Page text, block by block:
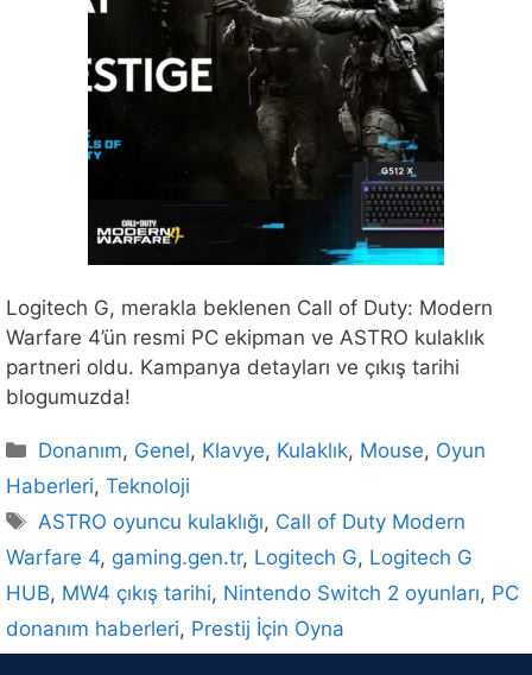
Logitech G, merakla beklenen Call of Duty: Modern
Warfare 4’ün resmi PC ekipman ve ASTRO kulaklık
partneri oldu. Kampanya detayları ve çıkış tarihi
blogumuzda!
Kategoriler
Donanım, Genel, Klavye, Kulaklık, Mouse, Oyun
Haberleri, Teknoloji
Etiketler
ASTRO oyuncu kulaklığı, Call of Duty Modern
Warfare 4, gaming.gen.tr, Logitech G, Logitech G
HUB, MW4 çıkış tarihi, Nintendo Switch 2 oyunları, PC
donanım haberleri, Prestij İçin Oyna